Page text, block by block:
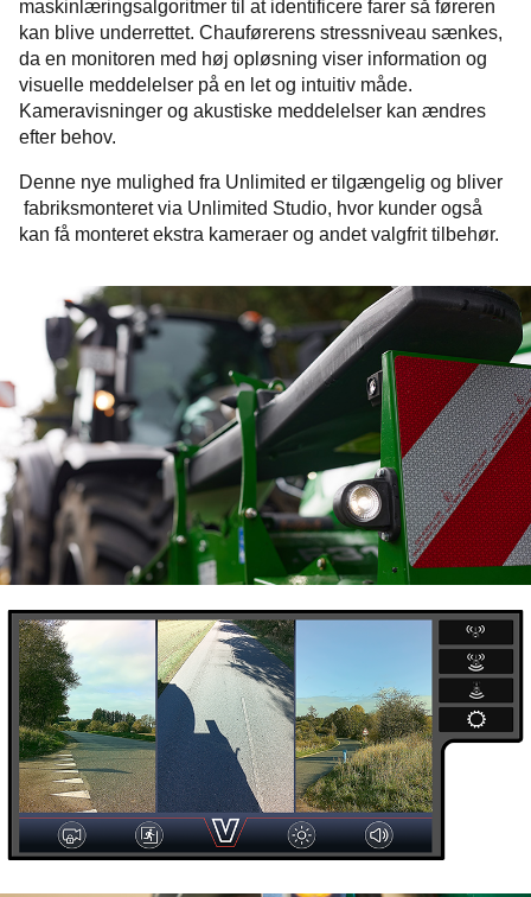
maskinlæringsalgoritmer til at identificere farer så føreren
kan blive underrettet. Chauførerens stressniveau sænkes,
da en monitoren med høj opløsning viser information og
visuelle meddelelser på en let og intuitiv måde.
Kameravisninger og akustiske meddelelser kan ændres
efter behov.
Denne nye mulighed fra Unlimited er tilgængelig og bliver
fabriksmonteret via Unlimited Studio, hvor kunder også
kan få monteret ekstra kameraer og andet valgfrit tilbehør.